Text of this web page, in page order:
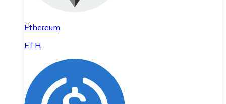
Ethereum
ETH